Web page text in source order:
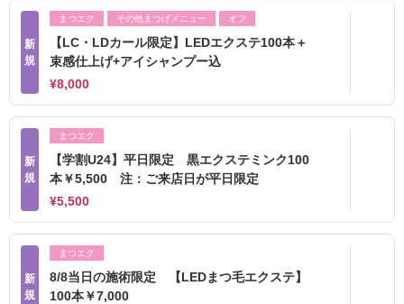
新
規
まつエク その他まつげメニュー オフ
【LC・LDカール限定】LEDエクステ100本＋
束感仕上げ+アイシャンプー込
¥8,000
新
規
まつエク
【学割U24】平日限定 黒エクステミンク100
本￥5,500 注：ご来店日が平日限定
¥5,500
新
規
まつエク
8/8当日の施術限定 【LEDまつ毛エクステ】
100本￥7,000